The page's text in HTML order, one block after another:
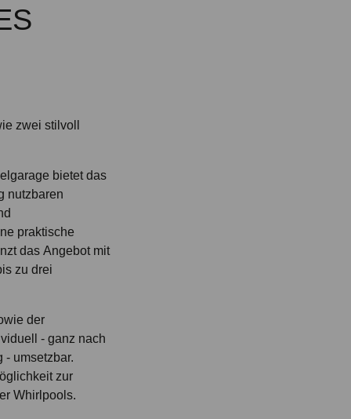
zwei stilvoll
bietet das
nutzbaren
praktische
das Angebot mit
zu drei
der
- ganz nach
umsetzbar.
zur
Whirlpools.